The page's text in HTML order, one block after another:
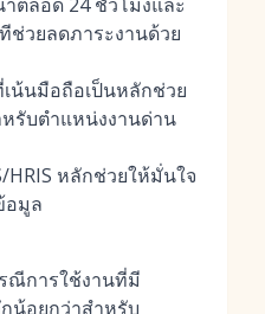
ช่วยลดภาระงานด้วย
น้นมือถือเป็นหลักช่วย
รับตำแหน่งงานด่าน
HRIS หลักช่วยให้มั่นใจ
อมูล
ณีการใช้งานที่มี
น้อยกว่าสำหรับ